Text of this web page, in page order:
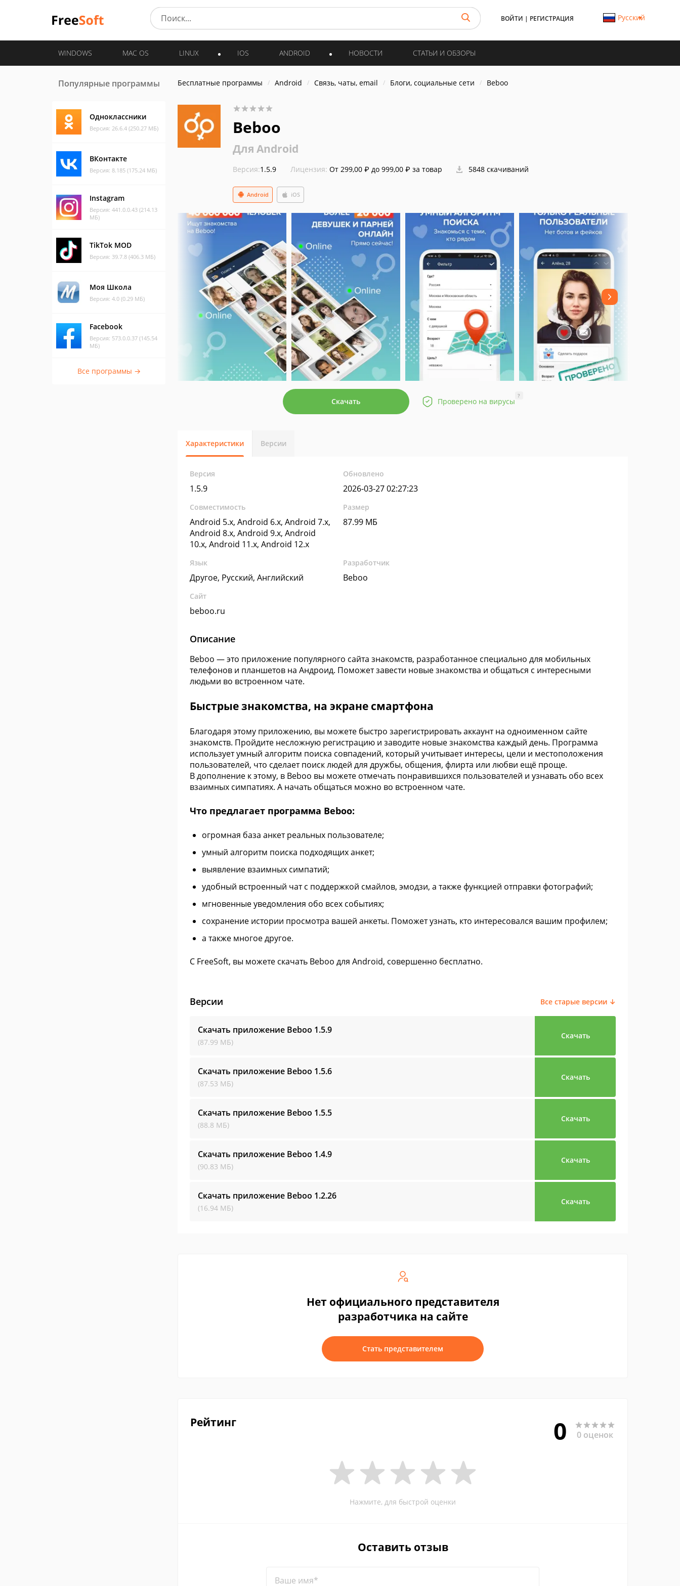
ВОЙТИ | РЕГИСТРАЦИЯ Русский
WINDOWS MAC OS LINUX IOS ANDROID НОВОСТИ СТАТЬИ И ОБЗОРЫ
Популярные программы
Одноклассники
Версия: 26.6.4 (250.27 МБ)
ВКонтакте
Версия: 8.185 (175.24 МБ)
Instagram
Версия: 441.0.0.43 (214.13
МБ)
TikTok MOD
Версия: 39.7.8 (406.3 МБ)
Моя Школа
Версия: 4.0 (0.29 МБ)
Facebook
Версия: 573.0.0.37 (145.54
МБ)
Все программы →
Бесплатные программы Android Связь, чаты, email Блоги, социальные сети Beboo
Beboo
Для Android
Версия:1.5.9 Лицензия: От 299,00 ₽ до 999,00 ₽ за товар 5848 скачиваний
Android iOS
Скачать Проверено на вирусы
?
Характеристики Версии
Версия
1.5.9
Обновлено
2026-03-27 02:27:23
Совместимость
Android 5.x, Android 6.x, Android 7.x,
Android 8.x, Android 9.x, Android
10.x, Android 11.x, Android 12.x
Размер
87.99 МБ
Язык
Другое, Русский, Английский
Разработчик
Beboo
Сайт
beboo.ru
Описание
Beboo — это приложение популярного сайта знакомств, разработанное специально для мобильных
телефонов и планшетов на Андроид. Поможет завести новые знакомства и общаться с интересными
людьми во встроенном чате.
Быстрые знакомства, на экране смартфона
Благодаря этому приложению, вы можете быстро зарегистрировать аккаунт на одноименном сайте
знакомств. Пройдите несложную регистрацию и заводите новые знакомства каждый день. Программа
использует умный алгоритм поиска совпадений, который учитывает интересы, цели и местоположения
пользователей, что сделает поиск людей для дружбы, общения, флирта или любви ещё проще.
В дополнение к этому, в Beboo вы можете отмечать понравившихся пользователей и узнавать обо всех
взаимных симпатиях. А начать общаться можно во встроенном чате.
Что предлагает программа Beboo:
огромная база анкет реальных пользователе;
умный алгоритм поиска подходящих анкет;
выявление взаимных симпатий;
удобный встроенный чат с поддержкой смайлов, эмодзи, а также функцией отправки фотографий;
мгновенные уведомления обо всех событиях;
сохранение истории просмотра вашей анкеты. Поможет узнать, кто интересовался вашим профилем;
а также многое другое.
С FreeSoft, вы можете скачать Beboo для Android, совершенно бесплатно.
Версии Все старые версии ↓
Скачать приложение Beboo 1.5.9
(87.99 МБ)
Скачать
Скачать приложение Beboo 1.5.6
(87.53 МБ)
Скачать
Скачать приложение Beboo 1.5.5
(88.8 МБ)
Скачать
Скачать приложение Beboo 1.4.9
(90.83 МБ)
Скачать
Скачать приложение Beboo 1.2.26
(16.94 МБ)
Скачать
Нет официального представителя
разработчика на сайте
Стать представителем
Рейтинг 0 0 оценок
Нажмите, для быстрой оценки
Оставить отзыв
Ваше имя*